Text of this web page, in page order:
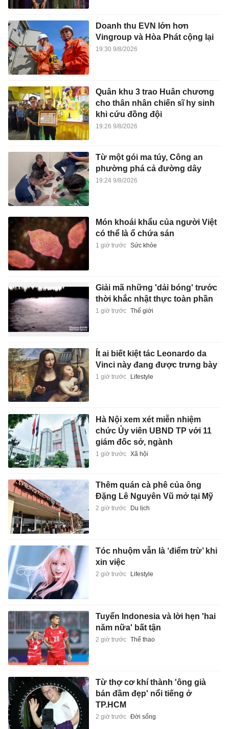
Doanh thu EVN lớn hơn
Vingroup và Hòa Phát cộng lại
19:30 9/8/2026
Quân khu 3 trao Huân chương
cho thân nhân chiến sĩ hy sinh
khi cứu đồng đội
19:26 9/8/2026
Từ một gói ma túy, Công an
phường phá cả đường dây
19:24 9/8/2026
Món khoái khẩu của người Việt
có thể là ổ chứa sán
1 giờ trước Sức khỏe
Giải mã những 'dải bóng' trước
thời khắc nhật thực toàn phần
1 giờ trước Thế giới
Ít ai biết kiệt tác Leonardo da
Vinci này đang được trưng bày
1 giờ trước Lifestyle
Hà Nội xem xét miễn nhiệm
chức Ủy viên UBND TP với 11
giám đốc sở, ngành
1 giờ trước Xã hội
Thêm quán cà phê của ông
Đặng Lê Nguyên Vũ mở tại Mỹ
2 giờ trước Du lịch
Tóc nhuộm vẫn là ‘điểm trừ’ khi
xin việc
2 giờ trước Lifestyle
Tuyển Indonesia và lời hẹn 'hai
năm nữa' bất tận
2 giờ trước Thể thao
Từ thợ cơ khí thành 'ông già
bán đầm đẹp' nổi tiếng ở
TP.HCM
2 giờ trước Đời sống